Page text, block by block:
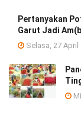
Pertanyakan
Garut Jadi
Selasa, 27 April